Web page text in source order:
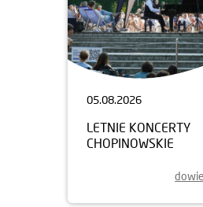
05.08.2026
LETNIE KONCERTY
CHOPINOWSKIE